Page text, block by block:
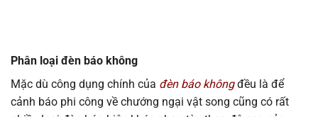
Phân loại đèn báo không
Mặc dù công dụng chính của đèn báo không đều là để
cảnh báo phi công về chướng ngại vật song cũng có rất